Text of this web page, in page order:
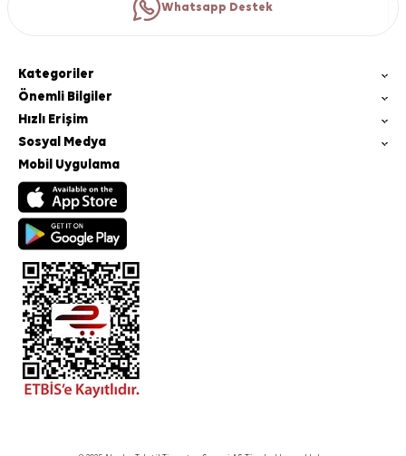
Whatsapp Destek
Kategoriler
Önemli Bilgiler
Hızlı Erişim
Sosyal Medya
Mobil Uygulama